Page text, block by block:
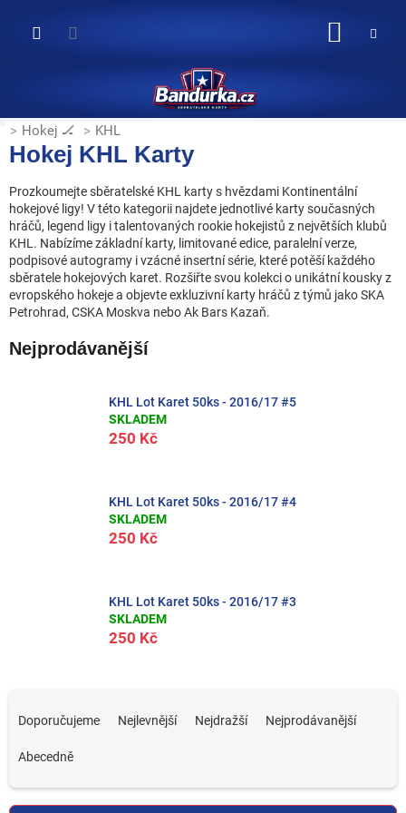
obsah
Hokej 🏒 KHL
Hokej KHL Karty
Prozkoumejte sběratelské KHL karty s hvězdami Kontinentální
hokejové ligy! V této kategorii najdete jednotlivé karty současných
hráčů, legend ligy i talentovaných rookie hokejistů z největších klubů
KHL. Nabízíme základní karty, limitované edice, paralelní verze,
podpisové autogramy i vzácné insertní série, které potěší každého
sběratele hokejových karet. Rozšiřte svou kolekci o unikátní kousky z
evropského hokeje a objevte exkluzivní karty hráčů z týmů jako SKA
Petrohrad, CSKA Moskva nebo Ak Bars Kazaň.
Nejprodávanější
KHL Lot Karet 50ks - 2016/17 #5
SKLADEM
250 Kč
KHL Lot Karet 50ks - 2016/17 #4
SKLADEM
250 Kč
KHL Lot Karet 50ks - 2016/17 #3
SKLADEM
250 Kč
Doporučujeme Nejlevnější Nejdražší Nejprodávanější
Abecedně